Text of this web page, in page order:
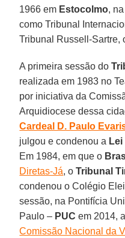
1966 em Estocolmo,
como Tribunal
Tribunal Russell-Sartre,
A primeira sessão do
realizada em 1983 no
por iniciativa da
Arquidiocese dessa
Cardeal D. Paulo
julgou e condenou a
Em 1984, em que o
Diretas-Já, oTribunal
condenou o Colégio
sessão, na Pontifícia
Paulo – PUC em 2014,
Comissão Nacional da